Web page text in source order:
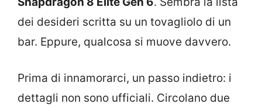
dei desideri scritta su un tovagliolo di un
bar. Eppure, qualcosa si muove davvero.
Prima di innamorarci, un passo indietro: i
dettagli non sono ufficiali. Circolano due